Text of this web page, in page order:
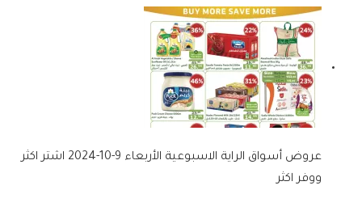
عروض أسواق الراية الاسبوعية الأربعاء 9-10-2024 اشتر اكثر
ووفر اكثر